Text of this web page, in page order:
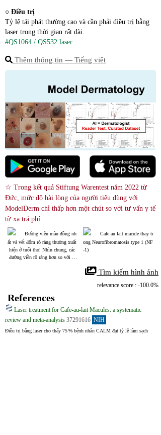
○ Điều trị
Tỷ lệ tái phát thường cao và cần phải điều trị bằng
laser trong thời gian rất dài.
#QS1064 / QS532 laser
Thêm thông tin ― Tiếng việt
☆ Trong kết quả Stiftung Warentest năm 2022 từ
Đức, mức độ hài lòng của người tiêu dùng với
ModelDerm chỉ thấp hơn một chút so với tư vấn y tế
từ xa trả phí.
Đường viền màu đồng nh
ất và vết đốm rõ ràng thường xuất
hiện ở tuổi thơ. Nhìn chung, các
đường viền rõ ràng hơn so với nh
Cafe au lait macule thay tr
ong Neurofibromatosis type 1 (NF
-1)
Tìm kiếm hình ảnh
relevance score : -100.0%
References
Laser treatment for Cafe-au-lait Macules: a systematic
review and meta-analysis 37291616 NIH
Điều trị bằng laser cho thấy 75 % bệnh nhân CALM đạt tỷ lệ làm sạch